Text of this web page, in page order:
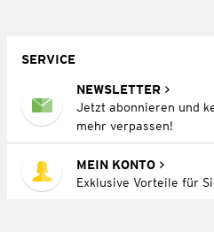
SERVICE
NEWSLETTER
Jetzt abonnieren und
mehr verpassen!
MEIN KONTO
Exklusive Vorteile für